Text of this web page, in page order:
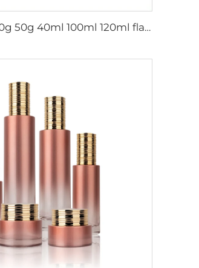
Personnalisé 30g 50g 40ml 100ml 120ml flacon en verre d'emballage cosmétique en sérum en verre fournisseur de vente chaude ensemble cosmétique de luxe